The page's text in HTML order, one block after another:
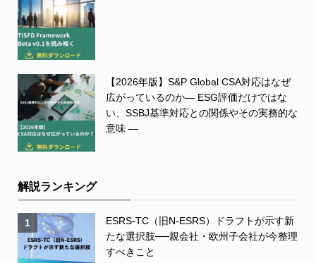
【2026年版】S&P Global CSA対応はなぜ
広がっているのか― ESG評価だけではな
い、SSBJ基準対応との関係やその実務的な
意味 ―
解説ランキング
1
ESRS-TC（旧N-ESRS）ドラフトが示す新
たな選択肢──親会社・欧州子会社が今整理
すべきこと